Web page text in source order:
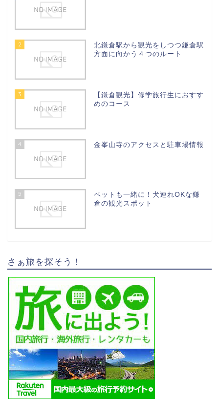
2
北鎌倉駅から観光をしつつ鎌倉駅
方面に向かう４つのルート
3
【鎌倉観光】修学旅行生におすす
めのコース
4 金峯山寺のアクセスと駐車場情報
5
ペットも一緒に！犬連れOKな鎌
倉の観光スポット
さぁ旅を探そう！